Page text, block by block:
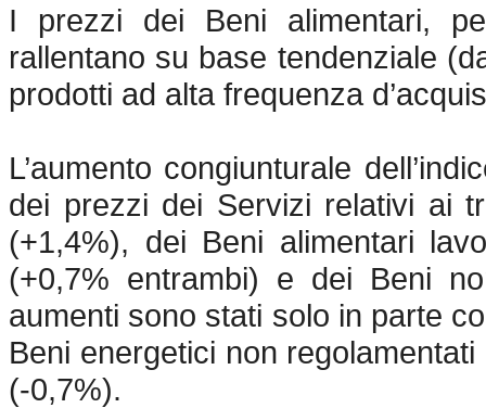
I prezzi dei Beni alimentari,
rallentano su base tendenziale
prodotti ad alta frequenza
L’aumento congiunturale
dei prezzi dei Servizi relativi ai
(+1,4%), dei Beni alimentari
(+0,7% entrambi) e dei Beni
aumenti sono stati solo in parte
Beni energetici non
(-0,7%).